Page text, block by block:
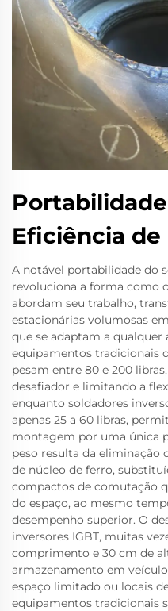
Eficiência de
A notável portabilidade do
revoluciona a forma como
abordam seu trabalho,
estacionárias volumosas
que se adaptam a
equipamentos tradicionais
pesam entre 80 e 200
desafiador e limitando a
enquanto soldadores
apenas 25 a 60 libras,
montagem por uma única
peso resulta da eliminação
de núcleo de ferro,
compactos de comutação
do espaço, ao mesmo
desempenho superior. O
inversores IGBT, muitas
comprimento e 30 cm de
armazenamento em
espaço limitado ou locais
equipamentos tradicionais